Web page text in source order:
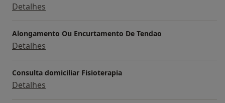
Detalhes
Alongamento Ou Encurtamento De Tendao
Detalhes
Consulta domiciliar Fisioterapia
Detalhes